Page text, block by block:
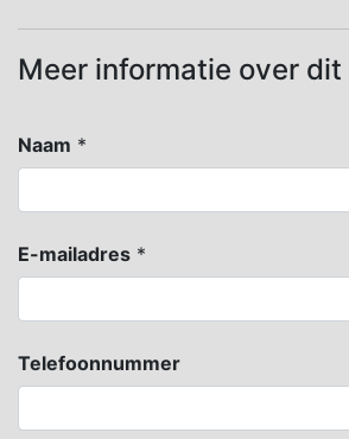
Meer informatie over
Naam *
E-mailadres *
Telefoonnummer